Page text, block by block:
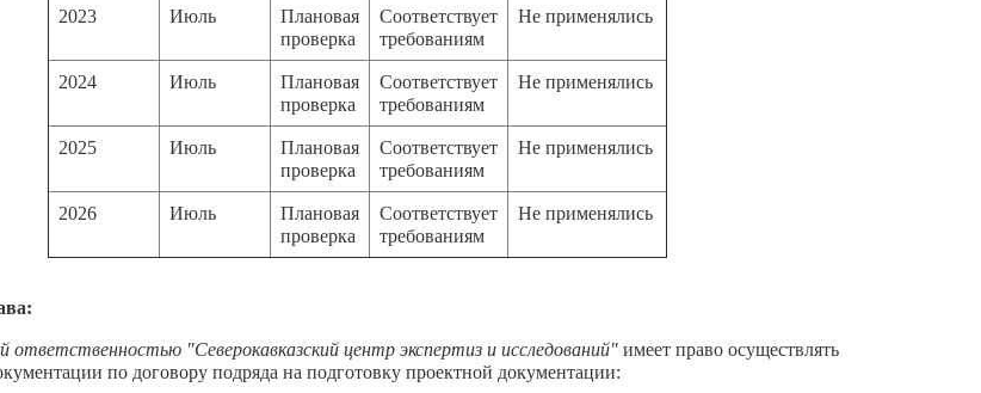
2023 Июль
Плановая
проверка
Соответствует
требованиям
Не применялись
2024 Июль
Плановая
проверка
Соответствует
требованиям
Не применялись
2025 Июль
Плановая
проверка
Соответствует
требованиям
Не применялись
2026 Июль
Плановая
проверка
Соответствует
требованиям
Не применялись
ответственностью "Северокавказский центр экспертиз и исследований" имеет право осуществлять
по договору подряда на подготовку проектной документации: